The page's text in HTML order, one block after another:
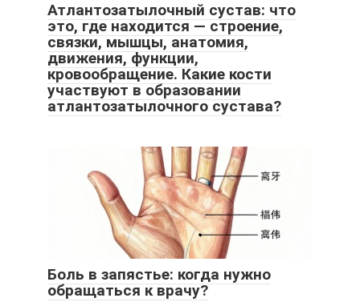
Атлантозатылочный сустав: что
это, где находится — строение,
связки, мышцы, анатомия,
движения, функции,
кровообращение. Какие кости
участвуют в образовании
атлантозатылочного сустава?
Боль в запястье: когда нужно
обращаться к врачу?